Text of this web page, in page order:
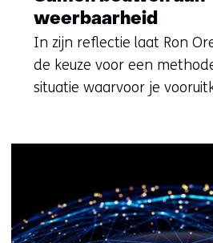
weerbaarheid
In zijn reflectie laat Ron
de keuze voor een
situatie waarvoor je